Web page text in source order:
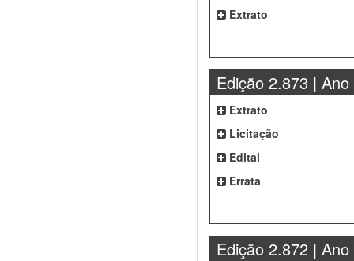
Extrato
Edição 2.873 | Ano
Extrato
Licitação
Edital
Errata
Edição 2.872 | Ano